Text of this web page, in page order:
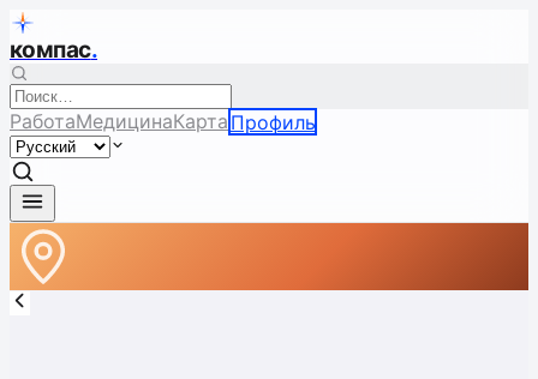
компас.
РаботаМедицинаКарта Профиль